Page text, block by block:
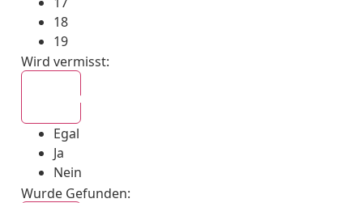
18
19
Wird vermisst:
Egal
Ja
Nein
Wurde Gefunden: